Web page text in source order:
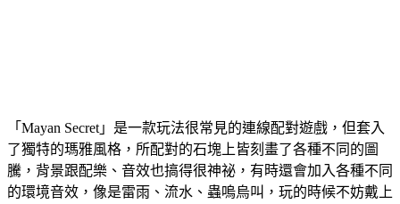
「Mayan Secret」是一款玩法很常見的連線配對遊戲，但套入
了獨特的瑪雅風格，所配對的石塊上皆刻畫了各種不同的圖
騰，背景跟配樂、音效也搞得很神祕，有時還會加入各種不同
的環境音效，像是雷雨、流水、蟲嗚烏叫，玩的時候不妨戴上